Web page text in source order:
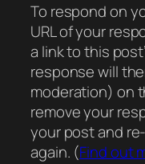
To respond on
URL of your
a link to this
response will
moderation) on
remove your
your post and
again. (Find out